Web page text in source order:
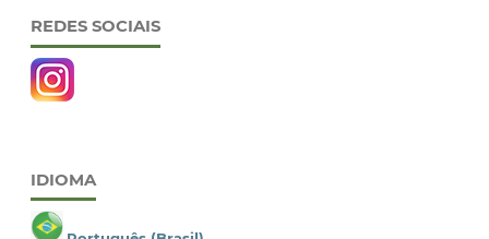
REDES SOCIAIS
IDIOMA